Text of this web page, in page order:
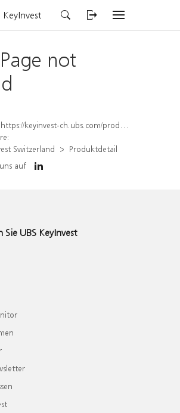
KeyInvest
not
https://keyinvest-ch.ubs.com/produkt/detail/index/isin/CH1570493853
Switzerland
Produktdetail
auf
Sie UBS KeyInvest